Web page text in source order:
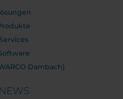
Services
Dambach)
NEWS